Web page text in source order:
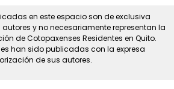
en este espacio son de exclusiva
y no necesariamente representan la
de Cotopaxenses Residentes en Quito.
han sido publicadas con la expresa
de sus autores.